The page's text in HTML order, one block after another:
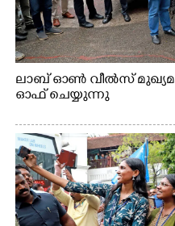
ലാബ് ഓൺ വീൽസ്
ഓഫ് ചെയ്യുന്നു